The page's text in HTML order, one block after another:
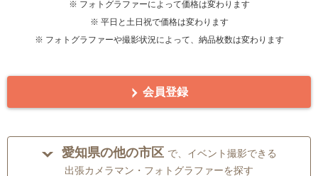
※ フォトグラファーによって価格は変わります
※ 平日と土日祝で価格は変わります
※ フォトグラファーや撮影状況によって、納品枚数は変わります
会員登録
愛知県の他の市区 で、イベント撮影できる
出張カメラマン・フォトグラファーを探す